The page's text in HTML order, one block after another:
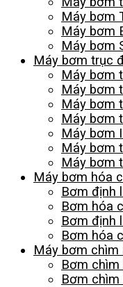
Máy bơm
Máy bơm
Máy bơm
Máy bơm trục
Máy bơm
Máy bơm
Máy bơm
Máy bơm
Máy bơm
Máy bơm
Máy bơm
Máy bơm hóa
Bơm định
Bơm hóa
Bơm định
Bơm hóa
Máy bơm chìm
Bơm
Bơm